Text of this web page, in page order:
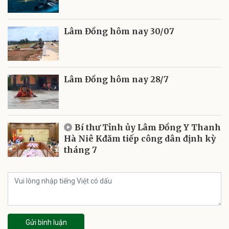
Lâm Đồng hôm nay 30/07
Lâm Đồng hôm nay 28/7
Bí thư Tỉnh ủy Lâm Đồng Y Thanh
Hà Niê Kđăm tiếp công dân định kỳ
tháng 7
Gửi bình luận